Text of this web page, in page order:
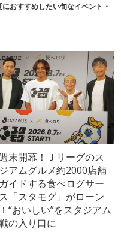
おすすめしたい旬なイベント・
末開幕！Ｊリーグのス
アムグルメ約2000店舗
イドする食べログサー
「スタモグ」がローン
“おいしい”をスタジアム
の入り口に